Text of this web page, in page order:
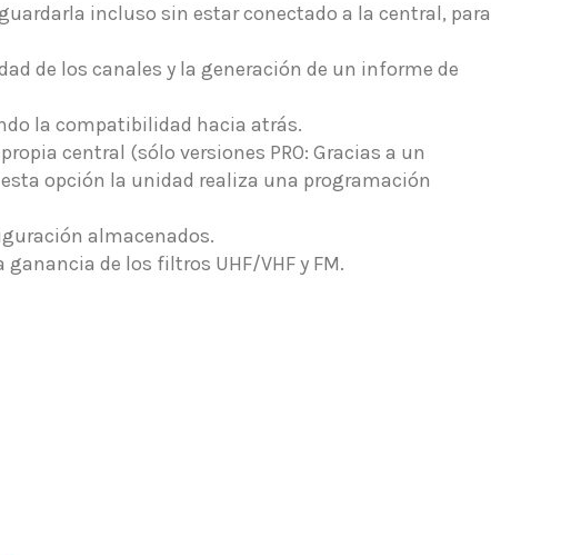
incluso sin estar conectado a la central, para
de los canales y la generación de un informe de
la compatibilidad hacia atrás.
central (sólo versiones PRO: Gracias a un
opción la unidad realiza una programación
almacenados.
de los filtros UHF/VHF y FM.